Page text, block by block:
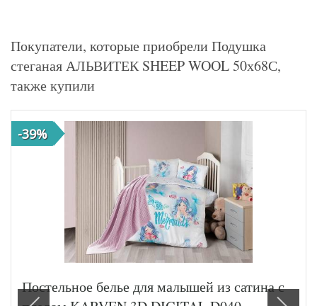
Покупатели, которые приобрели Подушка
стеганая АЛЬВИТЕК SHEEP WOOL 50х68С,
также купили
-39%
Постельное белье для малышей из сатина с